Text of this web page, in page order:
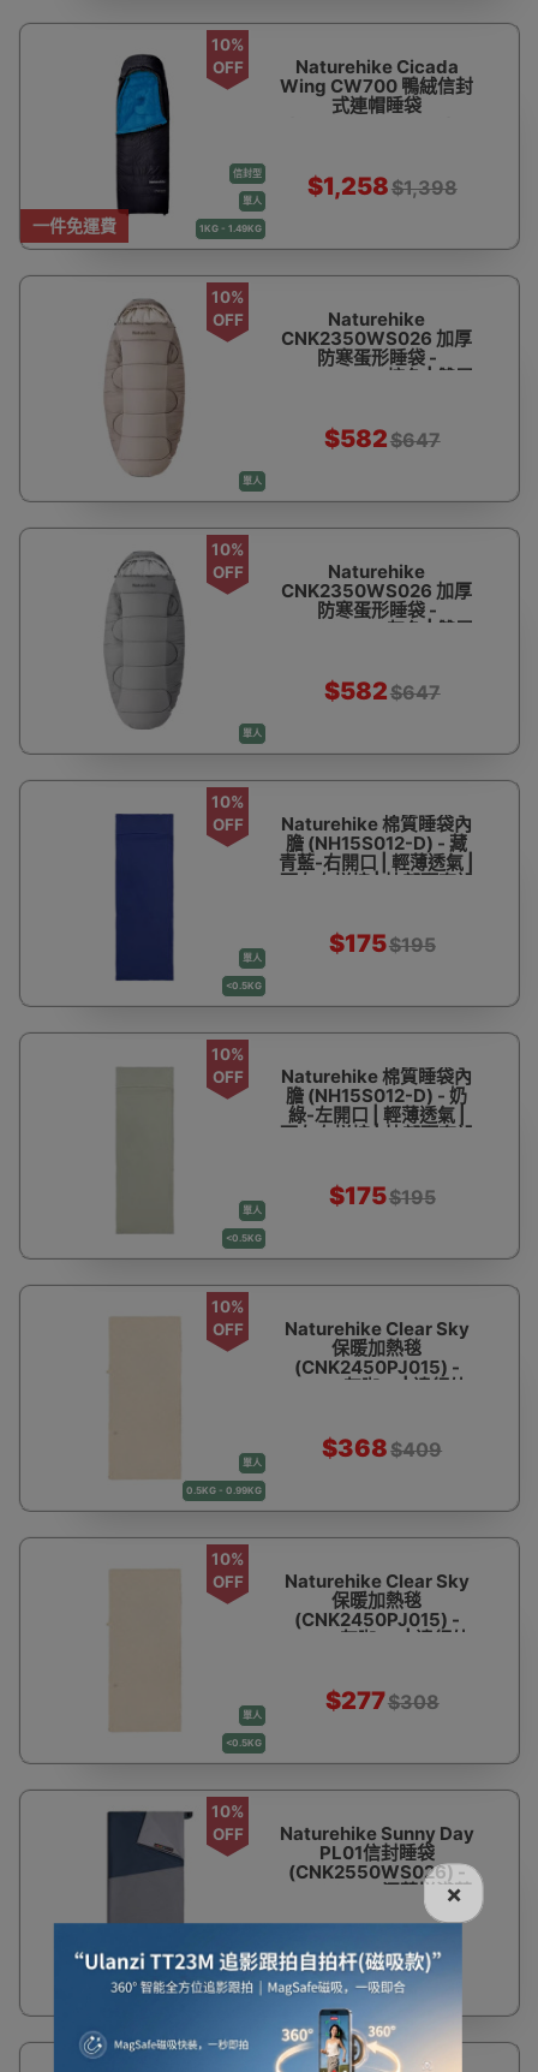
一件免運費
信封型
單人
1KG - 1.49KG
10%
OFF
Naturehike Cicada
Wing CW700 鴨絨信封
式連帽睡袋
絨道
$1,258$1,398
單人
10%
OFF
Naturehike
CNK2350WS026 加厚
防寒蛋形睡袋 -
PS400LITE-棕色 | 雙層
$582$647
單人
10%
OFF
Naturehike
CNK2350WS026 加厚
防寒蛋形睡袋 -
PS400LITE-灰色 | 雙層
$582$647
單人
<0.5KG
10%
OFF
Naturehike 棉質睡袋內
膽 (NH15S012-D) - 藏
青藍-右開口 | 輕薄透氣 |
可左右拼接 | 枕部頭套設
$175$195
單人
<0.5KG
10%
OFF
Naturehike 棉質睡袋內
膽 (NH15S012-D) - 奶
綠-左開口 | 輕薄透氣 |
可左右拼接 | 枕部頭套設
$175$195
單人
0.5KG - 0.99KG
10%
OFF
Naturehike Clear Sky
保暖加熱毯
(CNK2450PJ015) -
SK90-灰咖-L | 遠紅外
$368$409
單人
<0.5KG
10%
OFF
Naturehike Clear Sky
保暖加熱毯
(CNK2450PJ015) -
SK90-灰咖-M | 遠紅外
$277$308
單人
0.5KG - 0.99KG
10%
OFF
Naturehike Sunny Day
PL01信封睡袋
(CNK2550WS026) -
LW180-XL-深藍拼淺藍
| 輕裝出行 | 上下拼接 |
可極限壓縮
$241$268
×